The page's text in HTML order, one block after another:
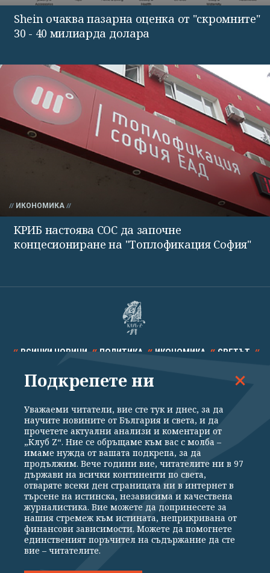
Shein очаква пазарна оценка от "скромните"
30 - 40 милиарда долара
ИКОНОМИКА
КРИБ настоява СОС да започне
концесиониране на "Топлофикация София"
ВСИЧКИ НОВИНИ ПОЛИТИКА ИКОНОМИКА СВЕТЪТ
СПОРТ КУЛТУРА ТЕХНОЛОГИИ КАЛЕЙДОСКОП
Общи условия
Политика за поверителност
Реклама
Партньори Контакти
За Клуб Z
Екип
Подкрепете ни
Издател на www.clubz.bg е „Клуб Зебра Медия“ ЕООД, София, ул. "Алеко
Константинов" 3. Всички права запазени 2026 „Клуб Зебра Медия“
Препечатването на материали, снимки и видео от www.clubz.bg без
Подкрепете ни
Уважаеми читатели, вие сте тук и днес, за да
научите новините от България и света, и да
прочетете актуални анализи и коментари от
„Клуб Z“. Ние се обръщаме към вас с молба –
имаме нужда от вашата подкрепа, за да
продължим. Вече години вие, читателите ни в 97
държави на всички континенти по света,
отваряте всеки ден страницата ни в интернет в
търсене на истинска, независима и качествена
журналистика. Вие можете да допринесете за
нашия стремеж към истината, неприкривана от
финансови зависимости. Можете да помогнете
единственият поръчител на съдържание да сте
вие – читателите.